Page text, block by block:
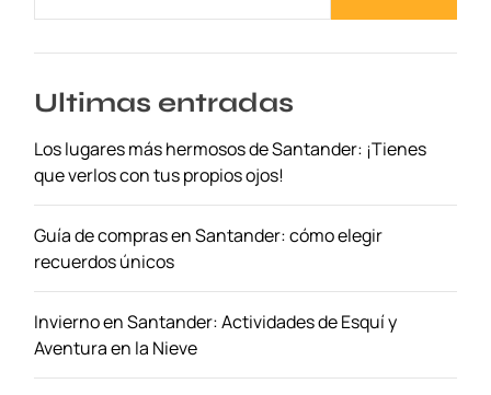
o
b
a
–
P
o
g
a
Ultimas entradas
Los lugares más hermosos de Santander: ¡Tienes
que verlos con tus propios ojos!
Guía de compras en Santander: cómo elegir
recuerdos únicos
Invierno en Santander: Actividades de Esquí y
Aventura en la Nieve